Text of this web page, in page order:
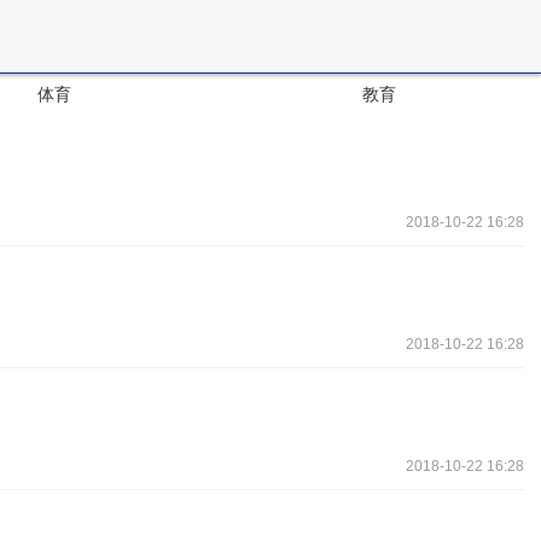
体育 教育
2018-10-22 16:28
2018-10-22 16:28
2018-10-22 16:28